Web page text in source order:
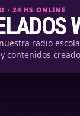
· 24 HS ONLINE
radio
contenidos